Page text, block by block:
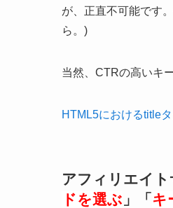
が、正直不可能です
ら。)
当然、CTRの高いキ
HTML5におけるtitle
アフィリエイト
ドを選ぶ 」「 キ